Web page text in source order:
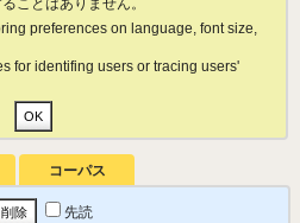
ことはありません。
preferences on language, font size,
for identifing users or tracing users'
コーパス
先読